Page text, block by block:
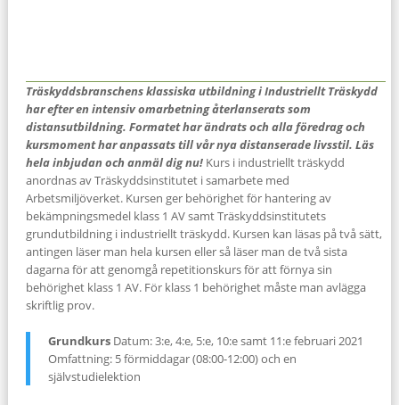
Träskyddsbranschens klassiska utbildning i Industriellt Träskydd
har efter en intensiv omarbetning återlanserats som
distansutbildning. Formatet har ändrats och alla föredrag och
kursmoment har anpassats till vår nya distanserade livsstil. Läs
hela inbjudan och anmäl dig nu!Kurs i industriellt träskydd
anordnas av Träskyddsinstitutet i samarbete med
Arbetsmiljöverket. Kursen ger behörighet för hantering av
bekämpningsmedel klass 1 AV samt Träskyddsinstitutets
grundutbildning i industriellt träskydd. Kursen kan läsas på två sätt,
antingen läser man hela kursen eller så läser man de två sista
dagarna för att genomgå repetitionskurs för att förnya sin
behörighet klass 1 AV. För klass 1 behörighet måste man avlägga
skriftlig prov.
GrundkursDatum: 3:e, 4:e, 5:e, 10:e samt 11:e februari 2021
Omfattning: 5 förmiddagar (08:00-12:00) och en
självstudielektion